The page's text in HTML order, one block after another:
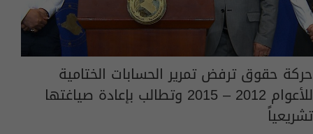
حركة حقوق ترفض تمرير الحسابات الختامية
للأعوام 2012 – 2015 وتطالب بإعادة صياغتها
تشريعياً